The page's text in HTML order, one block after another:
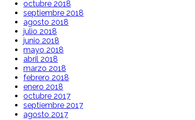
octubre 2018
septiembre 2018
agosto 2018
julio 2018
junio 2018
mayo 2018
abril 2018
marzo 2018
febrero 2018
enero 2018
octubre 2017
septiembre 2017
agosto 2017